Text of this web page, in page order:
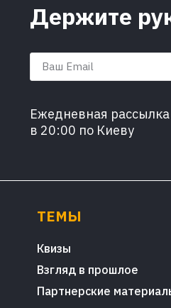
Держите
Ежедневная
в 20:00 по Киеву
ТЕМЫ
Квизы
Взгляд в прошлое
Партнерские